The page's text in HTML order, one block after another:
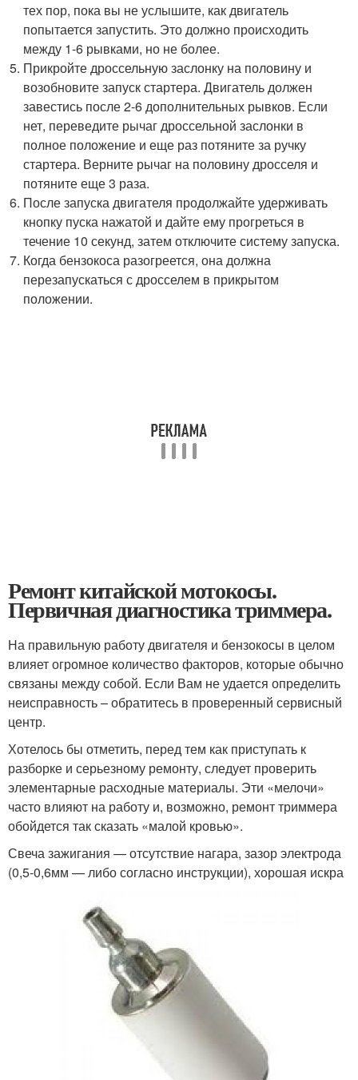
тех пор, пока вы не услышите, как двигатель
попытается запустить. Это должно происходить
между 1-6 рывками, но не более.
Прикройте дроссельную заслонку на половину и
возобновите запуск стартера. Двигатель должен
завестись после 2-6 дополнительных рывков. Если
нет, переведите рычаг дроссельной заслонки в
полное положение и еще раз потяните за ручку
стартера. Верните рычаг на половину дросселя и
потяните еще 3 раза.
После запуска двигателя продолжайте удерживать
кнопку пуска нажатой и дайте ему прогреться в
течение 10 секунд, затем отключите систему запуска.
Когда бензокоса разогреется, она должна
перезапускаться с дросселем в прикрытом
положении.
Ремонт китайской мотокосы.
Первичная диагностика триммера.
На правильную работу двигателя и бензокосы в целом
влияет огромное количество факторов, которые обычно
связаны между собой. Если Вам не удается определить
неисправность – обратитесь в проверенный сервисный
центр.
Хотелось бы отметить, перед тем как приступать к
разборке и серьезному ремонту, следует проверить
элементарные расходные материалы. Эти «мелочи»
часто влияют на работу и, возможно, ремонт триммера
обойдется так сказать «малой кровью».
Свеча зажигания — отсутствие нагара, зазор электрода
(0,5-0,6мм — либо согласно инструкции), хорошая искра